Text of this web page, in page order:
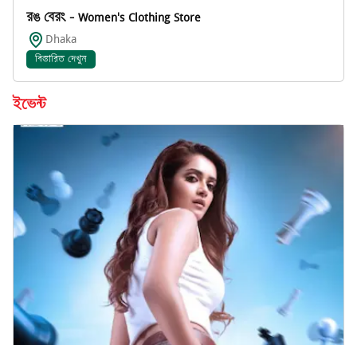
রঙ বেরং - Women's Clothing Store
Dhaka
বিস্তারিত দেখুন
ইভেন্ট